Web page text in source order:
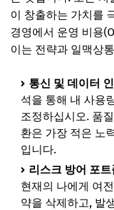
이 창출하는 가치를
경영에서 운영 비용
이는 전략과 일맥상
통신 및 데이터
석을 통해 내 사용
조정하십시오. 품
환은 가장 적은 노
입니다.
리스크 방어 포
현재의 나에게 여
약을 삭제하고, 발